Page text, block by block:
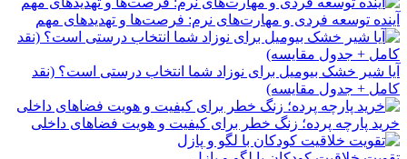
آینده توسعه فردی و مهارت‌های نرم: فرصت‌ها و تهدیدهای مهم
آیا شیر خشک بیومیل برای نوزاد شما انتخاب درستی است؟ (نقد
کامل + جدول مقایسه)
خرید پارچه پرده؛ زنگ خطر برای کیفیت و هویت فضاهای داخلی